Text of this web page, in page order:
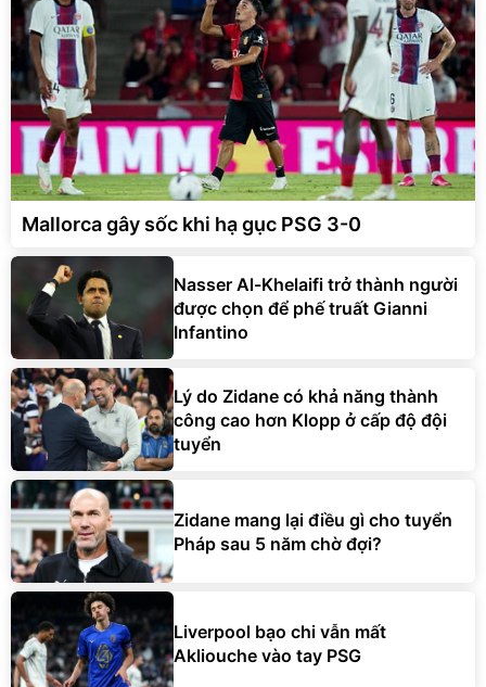
Mallorca gây sốc khi hạ gục PSG 3-0
Nasser Al-Khelaifi trở thành người
được chọn để phế truất Gianni
Infantino
Lý do Zidane có khả năng thành
công cao hơn Klopp ở cấp độ đội
tuyển
Zidane mang lại điều gì cho tuyển
Pháp sau 5 năm chờ đợi?
Liverpool bạo chi vẫn mất
Akliouche vào tay PSG